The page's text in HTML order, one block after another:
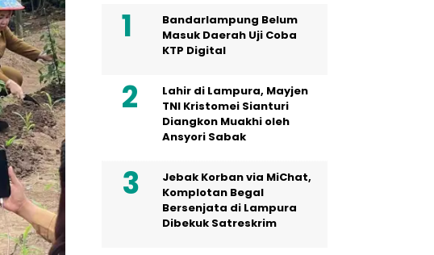
Bandarlampung Belum
Masuk Daerah Uji Coba
KTP Digital
Lahir di Lampura, Mayjen
TNI Kristomei Sianturi
Diangkon Muakhi oleh
Ansyori Sabak
Jebak Korban via MiChat,
Komplotan Begal
Bersenjata di Lampura
Dibekuk Satreskrim